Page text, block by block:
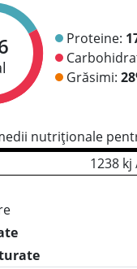
Proteine:
Grăsimi:
nutriționale
1238 kj